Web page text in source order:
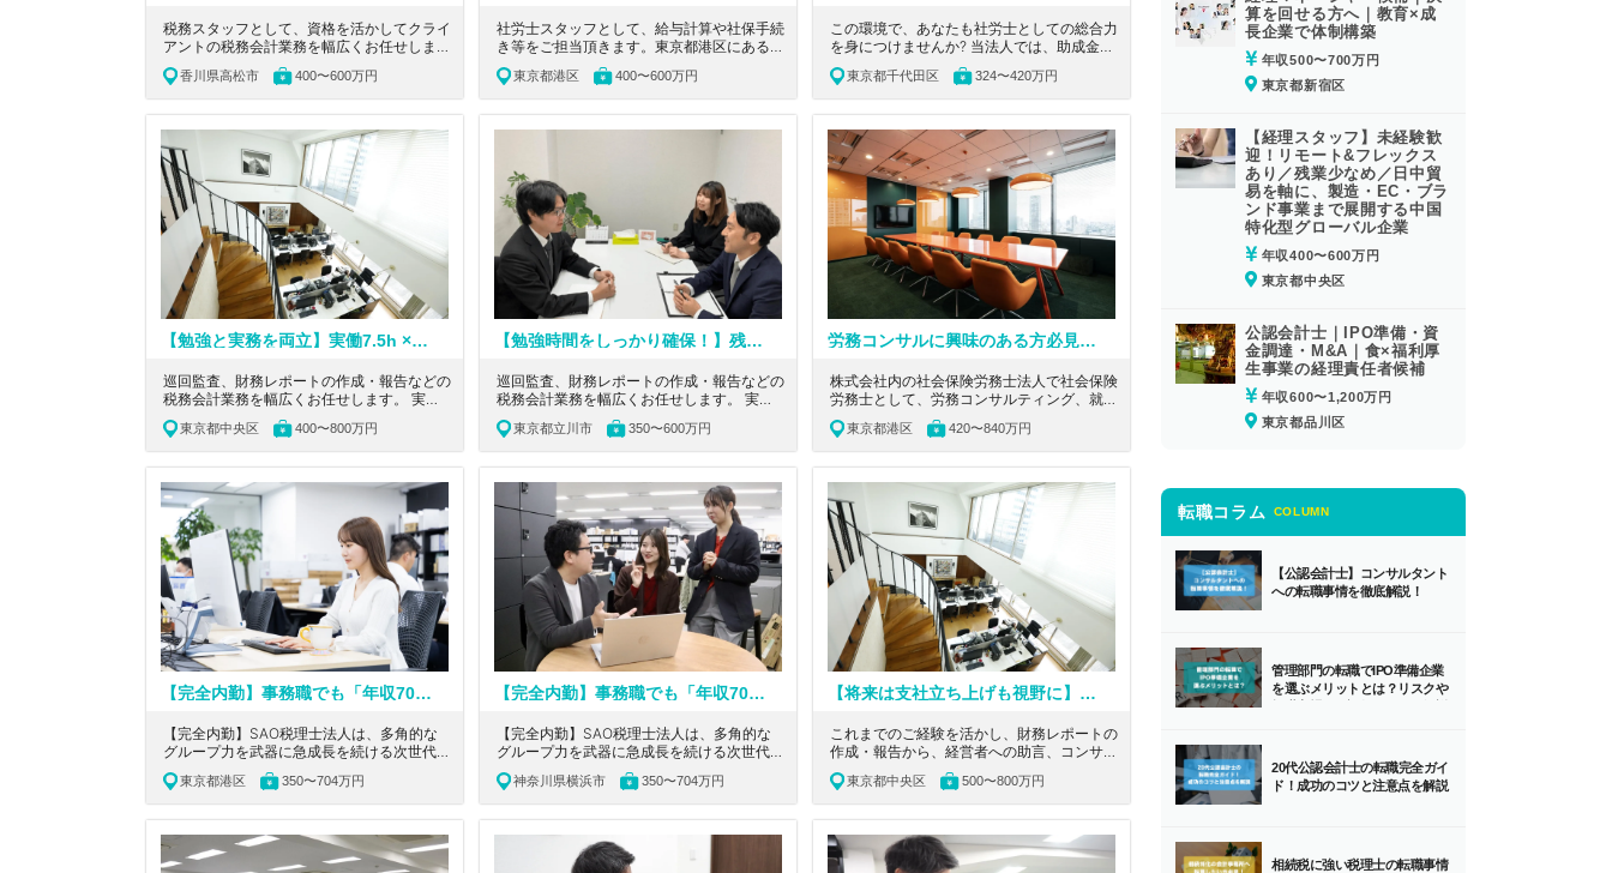
税務スタッフとして、資格を活かしてクライ
アントの税務会計業務を幅広くお任せしま
す。香川県高松市にある、資格取得の応援体
制があり、子育てやワークライフバランスも
充実可能な制度を兼ね備えた中四国最大規模
の税理士法人の求人です。
香川県高松市 400〜600万円
社労士スタッフとして、給与計算や社保手続
き等をご担当頂きます。東京都港区にある、
創業当初から中小企業やスタートアップ支援
に注力して、情熱を持って経営支援を行って
きた税理士法人の求人です。
東京都港区 400〜600万円
この環境で、あなたも社労士としての総合力
を身につけませんか? 当法人では、助成金業
務という専門性の高い分野からスタートし、
給与計算や労務管理まで幅広い実務経験を積
むことができます。 事業拡大フェーズだか
らこそ、様々な業務に挑戦でき、社労士とし
ての総合的なスキルを習得できる環境です。
将来独立を目指す方にとっても、理想的なキ
ャリア形成の場となるでしょう。
東京都千代田区 324〜420万円
【勉強と実務を両立】実働7.5h ×残業ほぼゼロ｜リモートワーク相談可｜東銀座駅4出口徒歩1分｜M&A・事業承継も経験可能
巡回監査、財務レポートの作成・報告などの
税務会計業務を幅広くお任せします。 実務
経験を積みながら資格取得を目指せる、税理
士試験勉強中の方にとってぴったりな環境を
ご用意しております。 東京都中央区にあ
る、M&Aや財務DD、事業承継対策の提案の
経験もできる成長環境のある税理士法人の求
人です。
東京都中央区 400〜800万円
【勉強時間をしっかり確保！】残業ほぼゼロで資格取得を全力応援／立川勤務／M&AやDD・事業承継まで幅広く経験できる税理士法人
巡回監査、財務レポートの作成・報告などの
税務会計業務を幅広くお任せします。 実務
経験を積みながら資格取得を目指せる、税理
士試験勉強中の方にとってぴったりな環境を
ご用意しております。 東京都立川市にあ
る、M&Aや財務DD、事業承継対策の提案の
経験もできる成長環境のある税理士法人の求
人です。
東京都立川市 350〜600万円
労務コンサルに興味のある方必見！働き方◎週３リモート可能！赤坂のきれいなオフィスで労務コンサルティングができる社労士法人
株式会社内の社会保険労務士法人で社会保険
労務士として、労務コンサルティング、就業
規則の作成などに携わっていただきます。東
京都港区にある、コンサルティング業務に特
化して経験できる社会保険労務士法人の求人
です。
東京都港区 420〜840万円
【完全内勤】事務職でも「年収700万」は夢じゃない。実力は給与で還元＆定時退社も叶う環境◎／黙々作業もチーム連携も、あなたの「得意」が最強の武器になる税理士法人
【完全内勤】SAO税理士法人は、多角的な
グループ力を武器に急成長を続ける次世代フ
ァームです。今回はその基盤を支える入力・
申告のプロを募集。電話・来客対応なし、製
販分離が徹底された環境で業務に集中できま
す。MF等のDX活用で残業月10h以内。透明
性の高い評価制度があり、内勤でも高収入を
目指せます。
東京都港区 350〜704万円
【完全内勤】事務職でも「年収700万」は夢じゃない。実力は給与で還元＆定時退社も叶う環境◎／黙々作業もチーム連携も、あなたの「得意」が最強の武器になる税理士法人
【完全内勤】SAO税理士法人は、多角的な
グループ力を武器に急成長を続ける次世代フ
ァームです。今回はその基盤を支える入力・
申告のプロを募集。電話・来客対応なし、製
販分離が徹底された環境で業務に集中できま
す。MF等のDX活用で残業月10h以内。透明
性の高い評価制度があり、内勤でも高収入を
目指せます。
神奈川県横浜市 350〜704万円
【将来は支社立ち上げも視野に】M&A・財務DD・事業承継など高難度案件で実力を磨き、独立後も通用するスキルを身につける
これまでのご経験を活かし、財務レポートの
作成・報告から、経営者への助言、コンサル
ティング業務まで一気通貫で担当いただきま
す。 フルフレックス制を採用し、将来的に
はリモートワークも可能な柔軟な働き方のも
と、独立後にも通用する実践的なスキルを磨
ける税理士法人です。
東京都中央区 500〜800万円
算を回せる方へ｜教育×成
長企業で体制構築
年収500〜700万円
東京都新宿区
【経理スタッフ】未経験歓
迎！リモート&フレックス
あり／残業少なめ／日中貿
易を軸に、製造・EC・ブラ
ンド事業まで展開する中国
特化型グローバル企業
年収400〜600万円
東京都中央区
公認会計士｜IPO準備・資
金調達・M&A｜食×福利厚
生事業の経理責任者候補
年収600〜1,200万円
東京都品川区
転職コラム COLUMN
【公認会計士】コンサルタント
への転職事情を徹底解説！
管理部門の転職でIPO準備企業
を選ぶメリットとは？リスクや
20代公認会計士の転職完全ガイ
ド！成功のコツと注意点を解説
相続税に強い税理士の転職事情